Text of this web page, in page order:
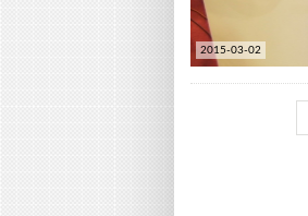
2015-03-02